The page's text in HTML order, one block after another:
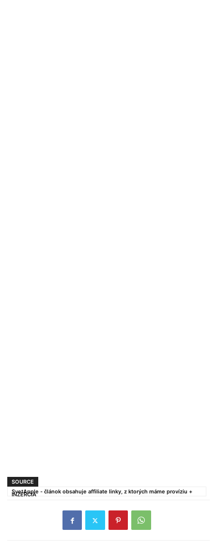
SOURCE
SvetApple - článok obsahuje affiliate linky, z ktorých máme províziu +
INZERCIA